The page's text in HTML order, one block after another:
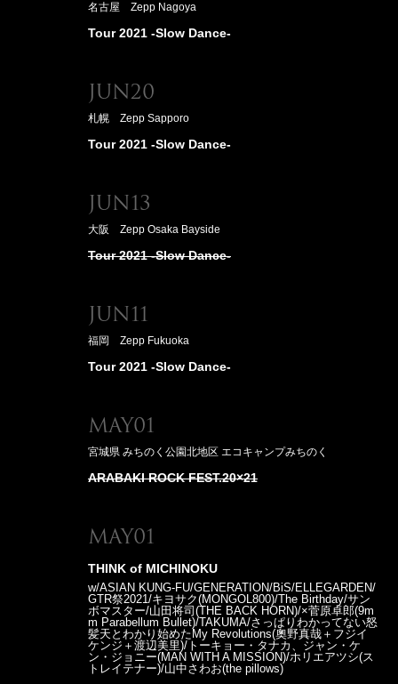
名古屋 Zepp Nagoya
Tour 2021 -Slow Dance-
Jun20
札幌 Zepp Sapporo
Tour 2021 -Slow Dance-
Jun13
大阪 Zepp Osaka Bayside
Tour 2021 -Slow Dance-
Jun11
福岡 Zepp Fukuoka
Tour 2021 -Slow Dance-
May01
宮城県 みちのく公園北地区 エコキャンプみちのく
ARABAKI ROCK FEST.20×21
May01
THINK of MICHINOKU
w/ASIAN KUNG-FU/GENERATION/BiS/ELLEGARDEN/
GTR祭2021/キヨサク(MONGOL800)/The Birthday/サン
ボマスター/山田将司(THE BACK HORN)/×菅原卓郎(9m
m Parabellum Bullet)/TAKUMA/さっぱりわかってない怒
髪天とわかり始めたMy Revolutions(奧野真哉＋フジイ
ケンジ＋渡辺美里)/トーキョー・タナカ、ジャン・ケ
ン・ジョニー(MAN WITH A MISSION)/ホリエアツシ(ス
トレイテナー)/山中さわお(the pillows)